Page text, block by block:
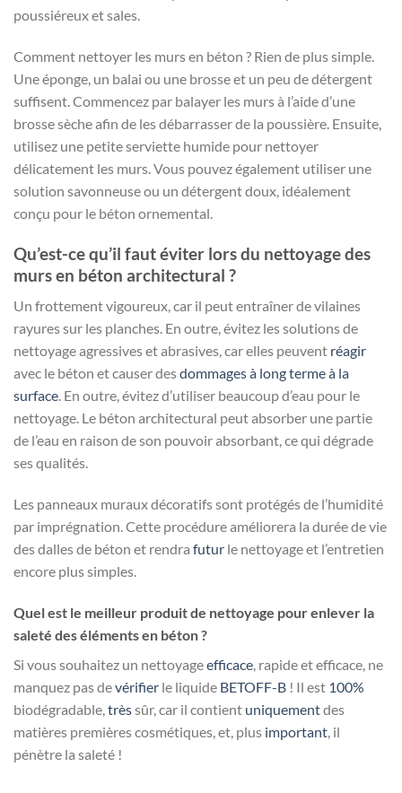
poussiéreux et sales.
Comment nettoyer les murs en béton ? Rien de plus simple.
Une éponge, un balai ou une brosse et un peu de détergent
suffisent. Commencez par balayer les murs à l’aide d’une
brosse sèche afin de les débarrasser de la poussière. Ensuite,
utilisez une petite serviette humide pour nettoyer
délicatement les murs. Vous pouvez également utiliser une
solution savonneuse ou un détergent doux, idéalement
conçu pour le béton ornemental.
Qu’est-ce qu’il faut éviter lors du nettoyage des
murs en béton architectural ?
Un frottement vigoureux, car il peut entraîner de vilaines
rayures sur les planches. En outre, évitez les solutions de
nettoyage agressives et abrasives, car elles peuvent réagir
avec le béton et causer desdommages à long terme à la
surface. En outre, évitez d’utiliser beaucoup d’eau pour le
nettoyage. Le béton architectural peut absorber une partie
de l’eau en raison de son pouvoir absorbant, ce qui dégrade
ses qualités.
Les panneaux muraux décoratifs sont protégés de l’humidité
par imprégnation. Cette procédure améliorera la durée de vie
des dalles de béton et rendra futur le nettoyage et l’entretien
encore plus simples.
Quel est le meilleur produit de nettoyage pour enlever la
saleté des éléments en béton ?
Si vous souhaitez un nettoyageefficace , rapide et efficace, ne
manquez pas devérifier le liquide BETOFF-B ! Il est 100%
biodégradable, trèssûr, car il contient uniquementdes
matières premières cosmétiques, et, plus important , il
pénètre la saleté !